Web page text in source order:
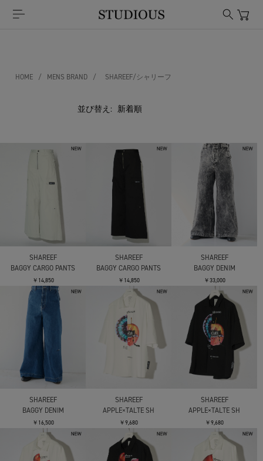
HOME / MENS BRAND / SHAREEF/シャリーフ
並び替え:
SHAREEF
BAGGY CARGO PANTS
￥14,850
SHAREEF
BAGGY CARGO PANTS
￥14,850
SHAREEF
BAGGY DENIM
￥33,000
SHAREEF
BAGGY DENIM
￥16,500
SHAREEF
APPLE×TALTE SH
￥9,680
SHAREEF
APPLE×TALTE SH
￥9,680